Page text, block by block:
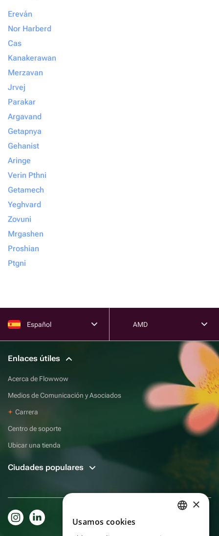
Ereván
Nor Harberd
Cas
Kanakerawan
Merzavan
Jrvej
Parakar
Argavand
Getapnya
Gehanist
Aringe
Verin Pthni
Getamech
Yeghvard
Zovuni
Mrgashen
Proshian
Ptgni
Español AMD
Enlaces útiles
Acerca de Flowwow
Medios de Comunicación y Asociados
Carrera
Centro de soporte
Ubicar una tienda
Ciudades populares
×
Usamos cookies